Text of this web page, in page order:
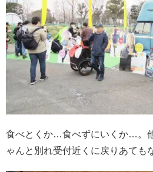
食べとくか…食べずにいくか…。
ゃんと別れ受付近くに戻りあても